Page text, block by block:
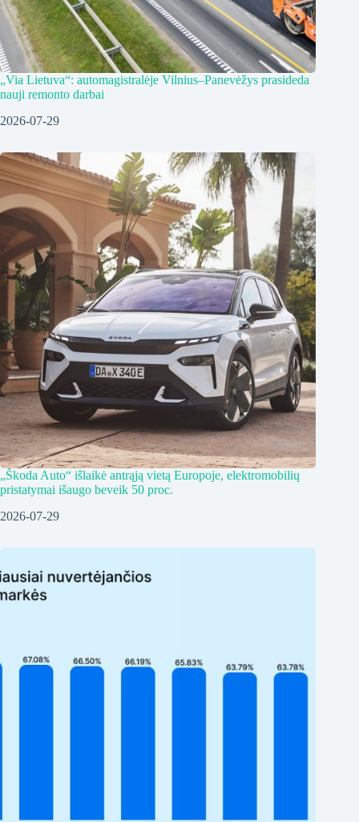
„Via Lietuva“: automagistralėje Vilnius–Panevėžys prasideda
nauji remonto darbai
2026-07-29
„Škoda Auto“ išlaikė antrąją vietą Europoje, elektromobilių
pristatymai išaugo beveik 50 proc.
2026-07-29